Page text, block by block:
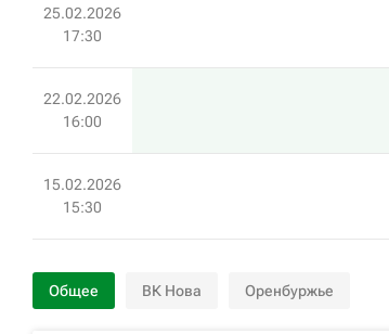
25.02.2026
17:30
22.02.2026
16:00
15.02.2026
15:30
Общее ВК Нова Оренбуржье